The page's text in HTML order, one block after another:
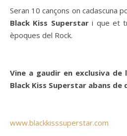
Seran 10 cançons on cadascuna
Black Kiss Superstari que et
èpoques del Rock.
Vine a gaudir en exclusiva de
Black Kiss Superstar abans de
www.blackkisssuperstar.com